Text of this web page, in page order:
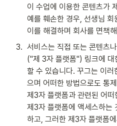
이 수업에 이용한 콘텐츠가
예를 훼손한 경우, 선생님
이를 해결하며 회사를 면책
3. 서비스는 직접 또는 콘텐츠
("제 3자 플랫폼") 링크에 대
할 수 있습니다. 꾸그는 이
으며 어떠한 방법으로도 통
제3자 플랫폼과 관련된 어
제3자 플랫폼에 액세스하는
하고, 그러한 제3자 플랫폼